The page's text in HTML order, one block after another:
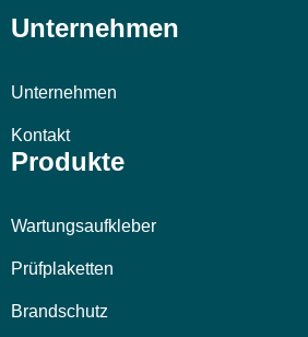
Unternehmen
Unternehmen
Kontakt
Produkte
Wartungsaufkleber
Prüfplaketten
Brandschutz